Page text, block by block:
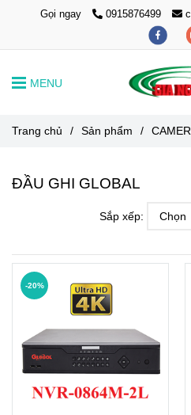
Gọi ngay 0915876499
MENU
Trang chủ / Sản phẩm /
ĐẦU GHI GLOBAL
Sắp xếp:
-20%